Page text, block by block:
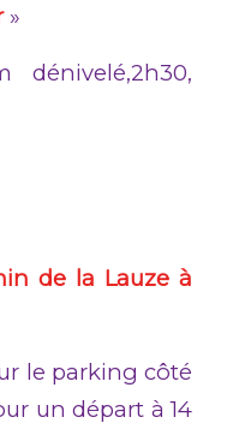
»
dénivelé,2h30,
de la Lauze à
le parking côté
un départ à 14